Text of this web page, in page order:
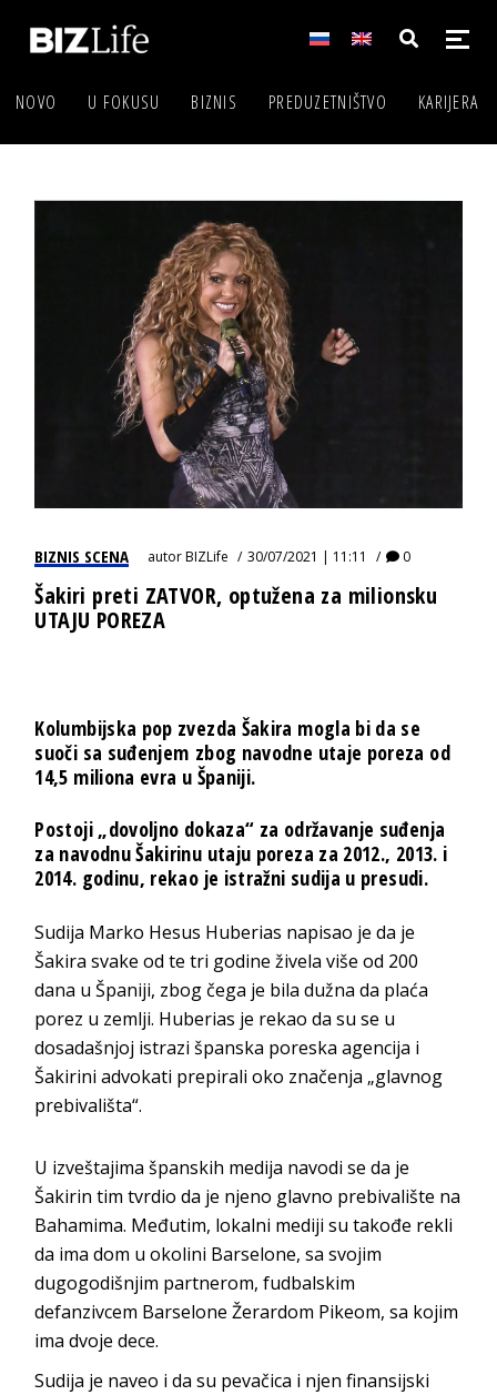
NOVO U FOKUSU BIZNIS PREDUZETNIŠTVO KARIJERA
BIZNIS SCENA autorBIZLife 30/07/2021 | 11:11 0
Šakiri preti ZATVOR, optužena za milionsku
UTAJU POREZA
Kolumbijska pop zvezda Šakira mogla bi da se
suoči sa suđenjem zbog navodne utaje poreza od
14,5 miliona evra u Španiji.
Postoji „dovoljno dokaza“ za održavanje suđenja
za navodnu Šakirinu utaju poreza za 2012., 2013. i
2014. godinu, rekao je istražni sudija u presudi.
Sudija Marko Hesus Huberias napisao je da je
Šakira svake od te tri godine živela više od 200
dana u Španiji, zbog čega je bila dužna da plaća
porez u zemlji. Huberias je rekao da su se u
dosadašnjoj istrazi španska poreska agencija i
Šakirini advokati prepirali oko značenja „glavnog
prebivališta“.
U izveštajima španskih medija navodi se da je
Šakirin tim tvrdio da je njeno glavno prebivalište na
Bahamima. Međutim, lokalni mediji su takođe rekli
da ima dom u okolini Barselone, sa svojim
dugogodišnjim partnerom, fudbalskim
defanzivcem Barselone Žerardom Pikeom, sa kojim
ima dvoje dece.
Sudija je naveo i da su pevačica i njen finansijski